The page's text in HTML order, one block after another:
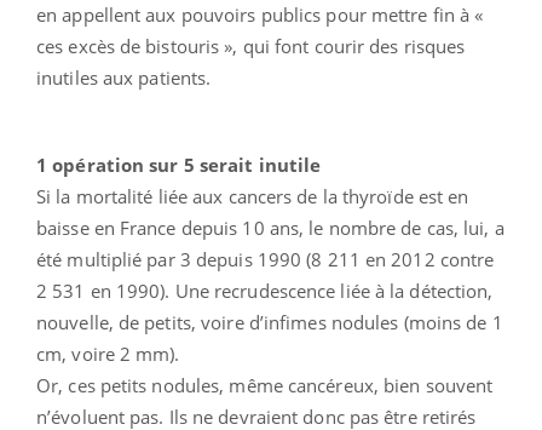
en appellent aux pouvoirs publics pour mettre fin à «
ces excès de bistouris », qui font courir des risques
inutiles aux patients.
1 opération sur 5 serait inutile
Si la mortalité liée aux cancers de la thyroïde est en
baisse en France depuis 10 ans, le nombre de cas, lui, a
été multiplié par 3 depuis 1990 (8 211 en 2012 contre
2 531 en 1990). Une recrudescence liée à la détection,
nouvelle, de petits, voire d’infimes nodules (moins de 1
cm, voire 2 mm).
Or, ces petits nodules, même cancéreux, bien souvent
n’évoluent pas. Ils ne devraient donc pas être retirés